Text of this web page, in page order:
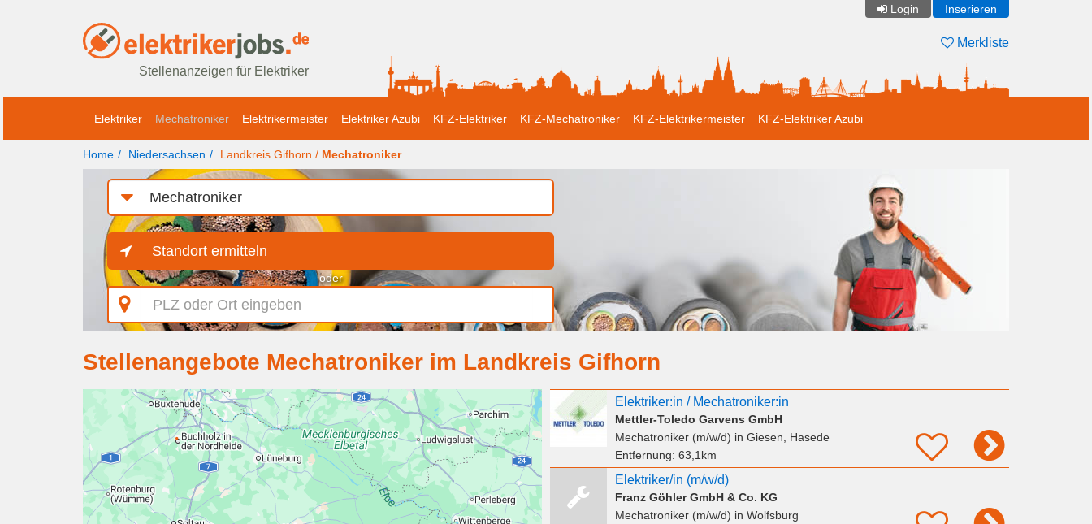
Login Inserieren
Stellenanzeigen für Elektriker
Merkliste
Elektriker Mechatroniker Elektrikermeister Elektriker Azubi KFZ-Elektriker KFZ-Mechatroniker KFZ-Elektrikermeister KFZ-Elektriker Azubi
Home Niedersachsen Landkreis Gifhorn / Mechatroniker
Job-
Kategorie
Standort ermitteln
oder
PLZ
oder
Ort
Stellenangebote Mechatroniker im Landkreis Gifhorn
Elektriker:in / Mechatroniker:in
Mettler-Toledo Garvens GmbH
Mechatroniker (m/w/d) in Giesen, Hasede
Entfernung: 63,1km
Elektriker/in (m/w/d)
Franz Göhler GmbH & Co. KG
Mechatroniker (m/w/d) in Wolfsburg